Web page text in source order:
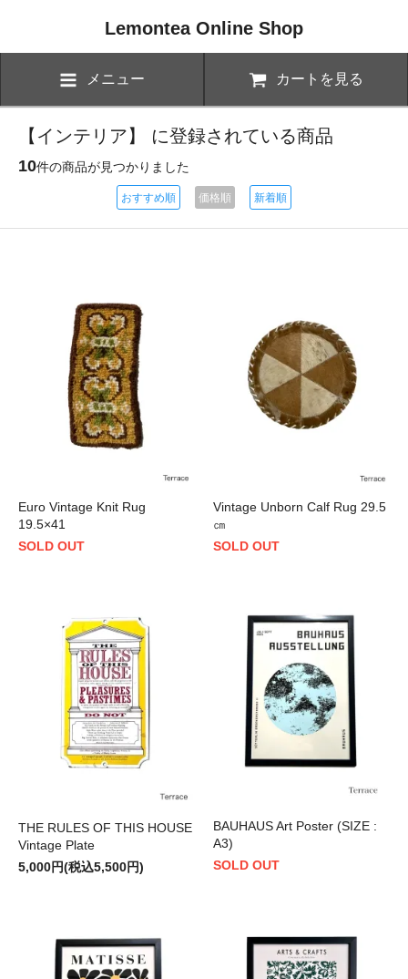
Lemontea Online Shop
メニュー カートを見る
【インテリア】 に登録されている商品
10件の商品が見つかりました
おすすめ順 価格順 新着順
Euro Vintage Knit Rug
19.5×41
SOLD OUT
Vintage Unborn Calf Rug 29.5
㎝
SOLD OUT
THE RULES OF THIS HOUSE
Vintage Plate
5,000円(税込5,500円)
BAUHAUS Art Poster (SIZE :
A3)
SOLD OUT